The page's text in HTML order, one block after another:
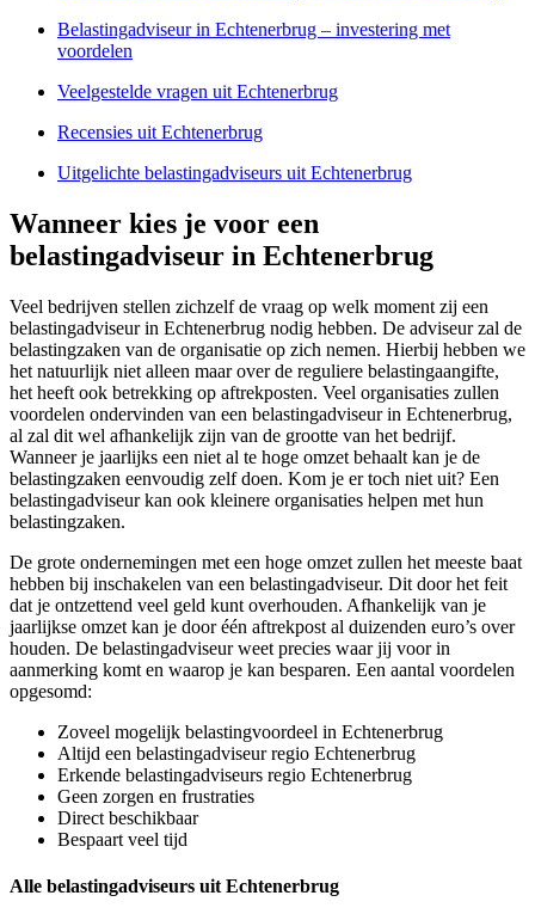
Belastingadviseur in Echtenerbrug – investering met
voordelen
Veelgestelde vragen uit Echtenerbrug
Recensies uit Echtenerbrug
Uitgelichte belastingadviseurs uit Echtenerbrug
Wanneer kies je voor een
belastingadviseur in Echtenerbrug
Veel bedrijven stellen zichzelf de vraag op welk moment zij een
belastingadviseur in Echtenerbrug nodig hebben. De adviseur zal de
belastingzaken van de organisatie op zich nemen. Hierbij hebben we
het natuurlijk niet alleen maar over de reguliere belastingaangifte,
het heeft ook betrekking op aftrekposten. Veel organisaties zullen
voordelen ondervinden van een belastingadviseur in Echtenerbrug,
al zal dit wel afhankelijk zijn van de grootte van het bedrijf.
Wanneer je jaarlijks een niet al te hoge omzet behaalt kan je de
belastingzaken eenvoudig zelf doen. Kom je er toch niet uit? Een
belastingadviseur kan ook kleinere organisaties helpen met hun
belastingzaken.
De grote ondernemingen met een hoge omzet zullen het meeste baat
hebben bij inschakelen van een belastingadviseur. Dit door het feit
dat je ontzettend veel geld kunt overhouden. Afhankelijk van je
jaarlijkse omzet kan je door één aftrekpost al duizenden euro’s over
houden. De belastingadviseur weet precies waar jij voor in
aanmerking komt en waarop je kan besparen. Een aantal voordelen
opgesomd:
Zoveel mogelijk belastingvoordeel in Echtenerbrug
Altijd een belastingadviseur regio Echtenerbrug
Erkende belastingadviseurs regio Echtenerbrug
Geen zorgen en frustraties
Direct beschikbaar
Bespaart veel tijd
Alle belastingadviseurs uit Echtenerbrug